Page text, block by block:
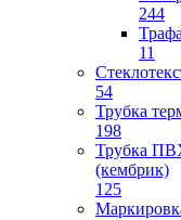
244
11
54
Трубка
198
Трубка
(кембрик)
125